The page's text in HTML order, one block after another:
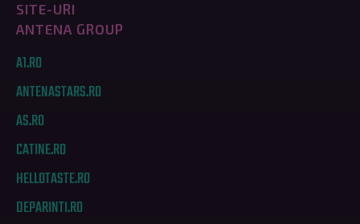
SITE-URI
ANTENA GROUP
A1.RO
ANTENASTARS.RO
AS.RO
CATINE.RO
HELLOTASTE.RO
DEPARINTI.RO